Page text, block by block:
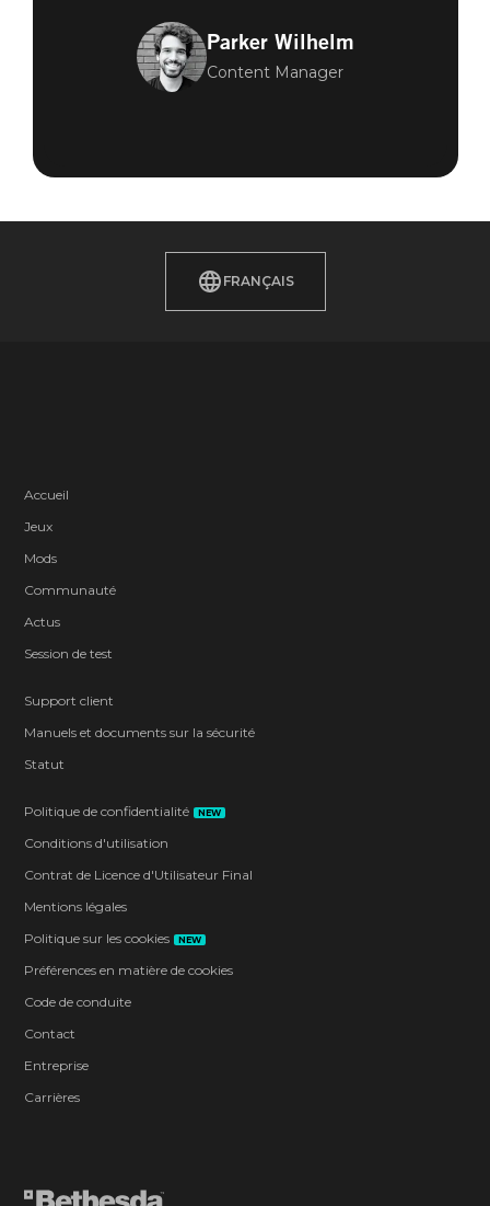
Parker Wilhelm
Content Manager
FRANÇAIS
Accueil
Jeux
Mods
Communauté
Actus
Session de test
Support client
Manuels et documents sur la sécurité
Statut
Politique de confidentialité NEW
Conditions d'utilisation
Contrat de Licence d'Utilisateur Final
Mentions légales
Politique sur les cookies
NEW
Préférences en matière de cookies
Code de conduite
Contact
Entreprise
Carrières